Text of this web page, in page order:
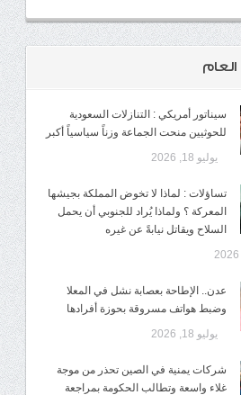
العام
سيناتور أمريكي : التنازلات السعودية
للحوثيين منحت الجماعة وزناً سياسياً أكبر
يوليو 18, 2026
تساؤلات : لماذا لا تخوض المملكة بجيشها
المعركة ؟ ولماذا يُراد للجنوبي أن يحمل
السلاح ويقاتل نيابةً عن غيره
عدن.. الإطاحة بعصابة نشل في المعلا
وضبط هواتف مسروقة بحوزة أفرادها
يوليو 18, 2026
شركات يمنية في الصين تحذر من موجة
غلاء واسعة وتطالب الحكومة بمراجعة